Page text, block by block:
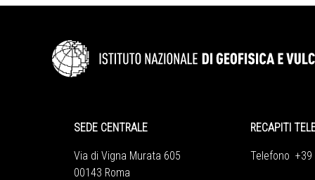
SEDE CENTRALE
Via di Vigna Murata 605
00143 Roma
RECAPITI
Telefono +39